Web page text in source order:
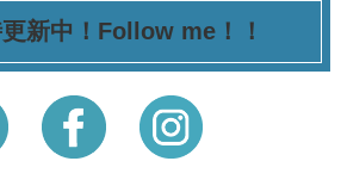
新中！Follow me！！